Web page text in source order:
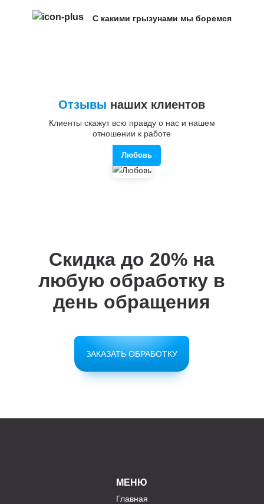
С какими грызунами мы боремся
Отзывы наших клиентов
Клиенты скажут всю правду о нас и нашем
отношении к работе
Любовь
Скидка до 20% на
любую обработку в
день обращения
ЗАКАЗАТЬ ОБРАБОТКУ
МЕНЮ
Главная